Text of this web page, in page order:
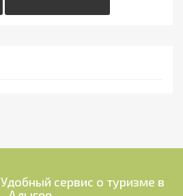
Удобный сервис о туризме в